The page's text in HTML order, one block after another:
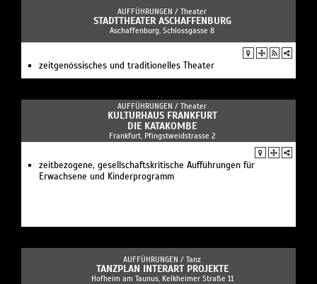
AUFFÜHRUNGEN / Theater
STADTTHEATER ASCHAFFENBURG
Aschaffenburg, Schlossgasse 8
zeitgenössisches und traditionelles Theater
AUFFÜHRUNGEN / Theater
KULTURHAUS FRANKFURT
DIE KATAKOMBE
Frankfurt, Pfingstweidstrasse 2
zeitbezogene, gesellschaftskritische Aufführungen für
Erwachsene und Kinderprogramm
AUFFÜHRUNGEN / Tanz
TANZPLAN INTERART PROJEKTE
Hofheim am Taunus, Kelkheimer Straße 11